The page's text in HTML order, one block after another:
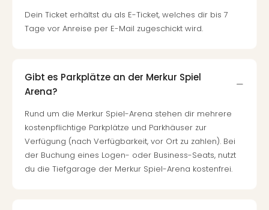
Dein Ticket erhältst du als E-Ticket, welches dir bis 7
Tage vor Anreise per E-Mail zugeschickt wird.
Gibt es Parkplätze an der Merkur Spiel
Arena?
Rund um die Merkur Spiel-Arena stehen dir mehrere
kostenpflichtige Parkplätze und Parkhäuser zur
Verfügung (nach Verfügbarkeit, vor Ort zu zahlen). Bei
der Buchung eines Logen- oder Business-Seats, nutzt
du die Tiefgarage der Merkur Spiel-Arena kostenfrei.